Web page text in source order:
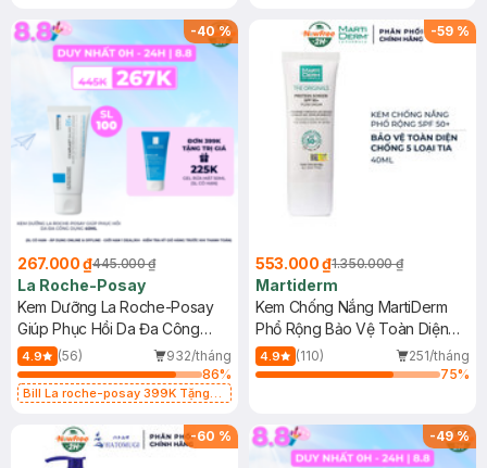
-40%
267.000 ₫445.000 ₫
La Roche-Posay
Kem Dưỡng La Roche-Posay
Giúp Phục Hồi Da Đa Công
Dụng 40ml
4.9 (56)
932/tháng
86%
Bill La roche-posay 399K Tặng
(SL có hạn)
-59 %
553.000 ₫1.350.000 ₫
Martiderm
Kem Chống Nắng MartiDerm
Phổ Rộng Bảo Vệ Toàn Diện
40ml
4.9 (110)
251/tháng
75%
-60 % -49%